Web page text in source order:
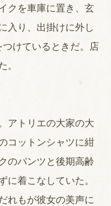
クを車庫に置き、玄
入り、出掛けに外し
けているときだ。店
。
アトリエの大家の大
コットンシャツに紺
のパンツと後期高齢
に着こなしていた。
れもが彼女の美声に